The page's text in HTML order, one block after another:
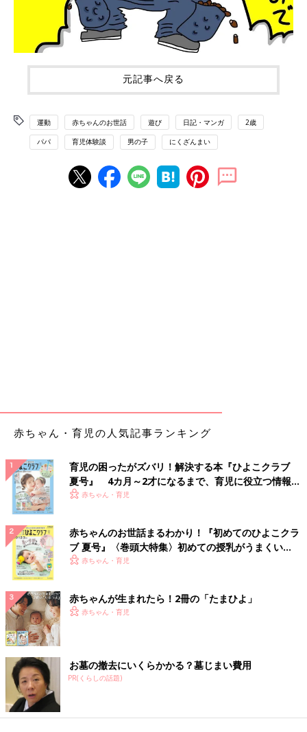
元記事へ戻る
運動 赤ちゃんのお世話 遊び 日記・マンガ 2歳
パパ 育児体験談 男の子 にくざんまい
赤ちゃん・育児の人気記事ランキング
育児の困ったがズバリ！解決する本『ひよこクラブ
夏号』 4カ月～2才になるまで、育児に役立つ情報が
いっぱい！
赤ちゃん・育児
赤ちゃんのお世話まるわかり！『初めてのひよこクラ
ブ 夏号』〈巻頭大特集〉初めての授乳がうまくい
く！ おっぱい・ミルクの基本と夏のトラブル 解決テ
赤ちゃん・育児
赤ちゃんが生まれたら！2冊の「たまひよ」
赤ちゃん・育児
お墓の撤去にいくらかかる？墓じまい費用
PR(くらしの話題)